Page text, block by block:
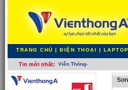
TRANG CHỦ | ĐIỆN THOẠI | LAPTOP
Tin mới nhất: Viễn Thông A: Khuyế_